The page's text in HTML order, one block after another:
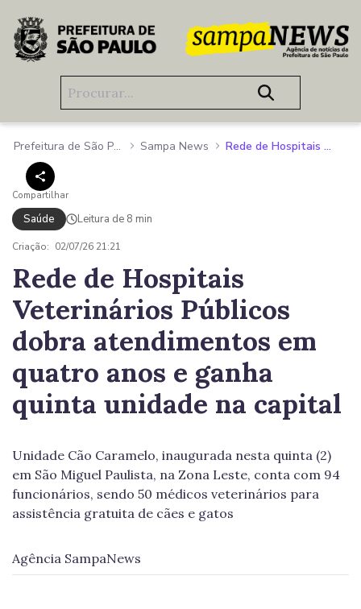
Pular para o Conteúdo principal
Prefeitura de São Paulo Sampa News Rede de Hospitais Veterinários Públicos dobra atendimentos em quatro anos e ganha quinta unidade na capital
Compartilhar
Saúde Leitura de 8 min
Criação: 02/07/26 21:21
Rede de Hospitais
Veterinários Públicos
dobra atendimentos em
quatro anos e ganha
quinta unidade na capital
Unidade Cão Caramelo, inaugurada nesta quinta (2)
em São Miguel Paulista, na Zona Leste, conta com 94
funcionários, sendo 50 médicos veterinários para
assistência gratuita de cães e gatos
Agência SampaNews